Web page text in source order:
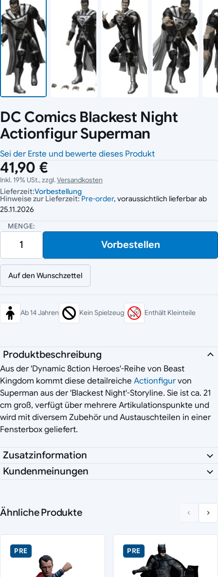
DC Comics Blackest Night
Actionfigur Superman
Sei der Erste und bewerte dieses Produkt
41,90 €
Inkl. 19% USt., zzgl.Versandkosten
Lieferzeit:Vorbestellung
Hinweise zur Lieferzeit: Pre-order, voraussichtlich lieferbar ab
25.11.2026
MENGE:
Vorbestellen
Auf den Wunschzettel
Ab 14 Jahren Kein Spielzeug Enthält Kleinteile
Produktbeschreibung
Aus der 'Dynamic 8ction Heroes'-Reihe von Beast
Kingdom kommt diese detailreiche Actionfigurvon
Superman aus der 'Blackest Night'-Storyline. Sie ist ca. 21
cm groß, verfügt über mehrere Artikulationspunkte und
wird mit diversem Zubehör und Austauschteilen in einer
Fensterbox geliefert.
Zusatzinformation
Kundenmeinungen
Ähnliche Produkte
PRE PRE